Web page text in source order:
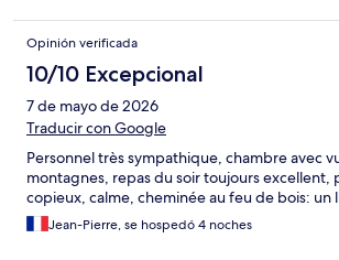
Opinión verificada
10/10 Excepcional
7 de mayo de 2026
Traducir con Google
Personnel très sympathique, chambre avec
montagnes, repas du soir toujours
copieux, calme, cheminée au feu de bois: un
Jean-Pierre, se hospedó 4 noches